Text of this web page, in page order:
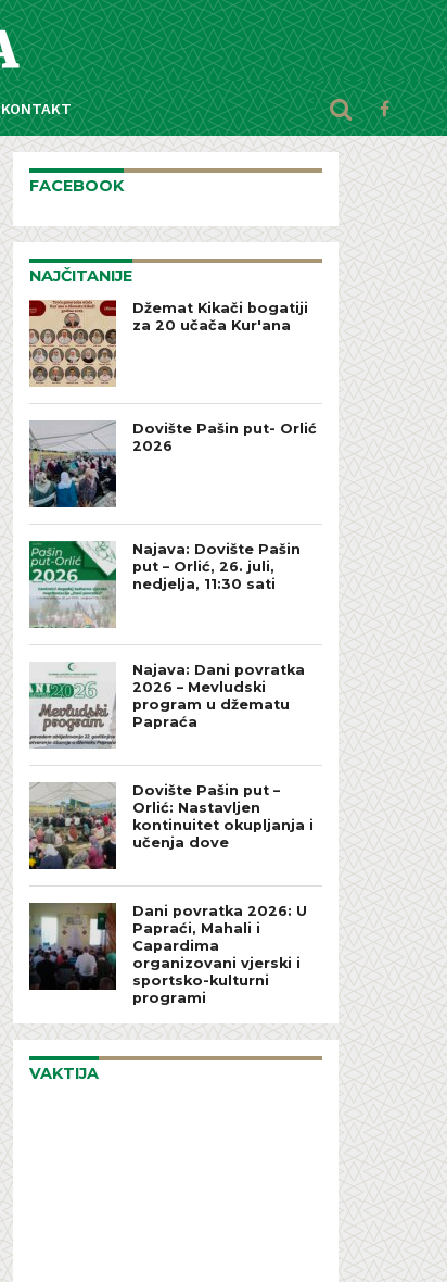
KONTAKT
FACEBOOK
NAJČITANIJE
Džemat Kikači bogatiji
za 20 učača Kur'ana
Dovište Pašin put- Orlić
2026
Najava: Dovište Pašin
put – Orlić, 26. juli,
nedjelja, 11:30 sati
Najava: Dani povratka
2026 – Mevludski
program u džematu
Papraća
Dovište Pašin put –
Orlić: Nastavljen
kontinuitet okupljanja i
učenja dove
Dani povratka 2026: U
Papraći, Mahali i
Capardima
organizovani vjerski i
sportsko-kulturni
programi
VAKTIJA